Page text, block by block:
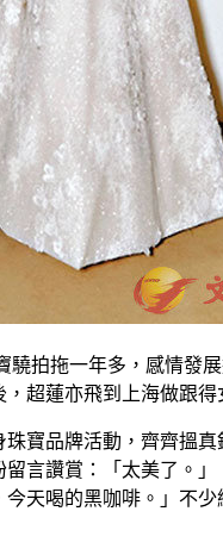
拍拖一年多，感情發
超蓮亦飛到上海做跟
寶品牌活動，齊齊搵
言讚賞：「太美了。
天喝的黑咖啡。」不